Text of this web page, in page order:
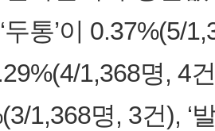
두통’이 0.37%(5/
1,368명, 4
1,368명, 3건), ‘